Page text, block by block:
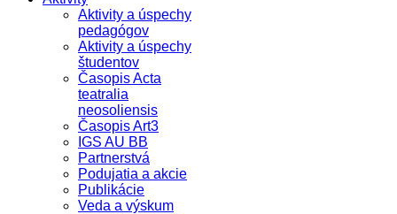
Aktivity a úspechy
pedagógov
Aktivity a úspechy
študentov
Časopis Acta
teatralia
neosoliensis
Časopis Art3
IGS AU BB
Partnerstvá
Podujatia a akcie
Publikácie
Veda a výskum